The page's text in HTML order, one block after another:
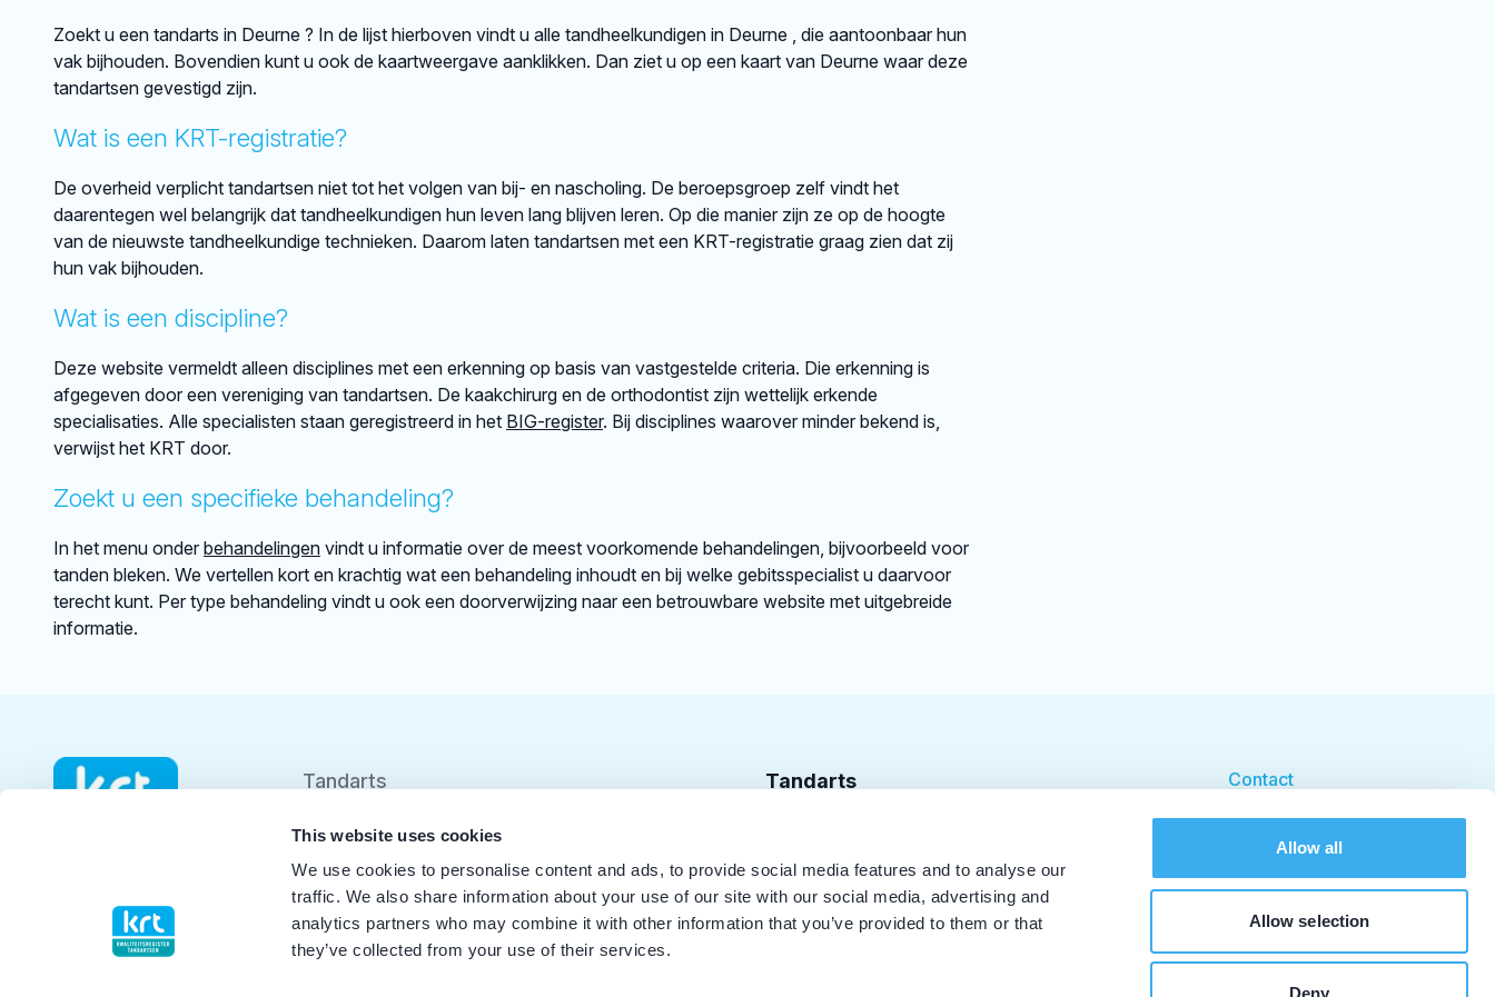
This website uses cookies
We use cookies to personalise content and ads, to provide social media features and to analyse our
traffic. We also share information about your use of our site with our social media, advertising and
analytics partners who may combine it with other information that you’ve provided to them or that
they’ve collected from your use of their services.
Allow all
Allow selection
Deny
Zoekt u een tandarts in Deurne ? In de lijst hierboven vindt u alle tandheelkundigen in Deurne , die aantoonbaar hun
vak bijhouden. Bovendien kunt u ook de kaartweergave aanklikken. Dan ziet u op een kaart van Deurne waar deze
tandartsen gevestigd zijn.
Wat is een KRT-registratie?
De overheid verplicht tandartsen niet tot het volgen van bij- en nascholing. De beroepsgroep zelf vindt het
daarentegen wel belangrijk dat tandheelkundigen hun leven lang blijven leren. Op die manier zijn ze op de hoogte
van de nieuwste tandheelkundige technieken. Daarom laten tandartsen met een KRT-registratie graag zien dat zij
hun vak bijhouden.
Wat is een discipline?
Deze website vermeldt alleen disciplines met een erkenning op basis van vastgestelde criteria. Die erkenning is
afgegeven door een vereniging van tandartsen. De kaakchirurg en de orthodontist zijn wettelijk erkende
specialisaties. Alle specialisten staan geregistreerd in het BIG-register. Bij disciplines waarover minder bekend is,
verwijst het KRT door.
Zoekt u een specifieke behandeling?
In het menu onder behandelingen vindt u informatie over de meest voorkomende behandelingen, bijvoorbeeld voor
tanden bleken. We vertellen kort en krachtig wat een behandeling inhoudt en bij welke gebitsspecialist u daarvoor
terecht kunt. Per type behandeling vindt u ook een doorverwijzing naar een betrouwbare website met uitgebreide
informatie.
Tandarts
Student
Opleider
Patiënt
Tandarts
Punten
KRT Logo
Contact
Cookie beleid